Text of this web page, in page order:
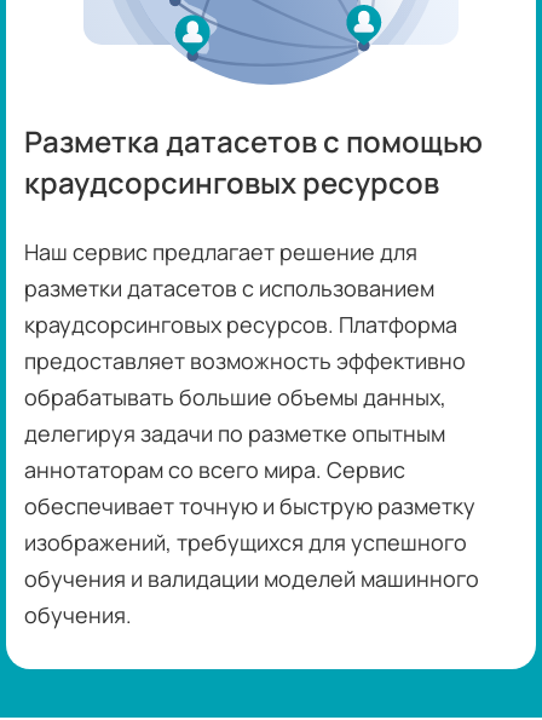
Разметка датасетов с помощью
краудсорсинговых ресурсов
Наш сервис предлагает решение для
разметки датасетов с использованием
краудсорсинговых ресурсов. Платформа
предоставляет возможность эффективно
обрабатывать большие объемы данных,
делегируя задачи по разметке опытным
аннотаторам со всего мира. Сервис
обеспечивает точную и быструю разметку
изображений, требущихся для успешного
обучения и валидации моделей машинного
обучения.